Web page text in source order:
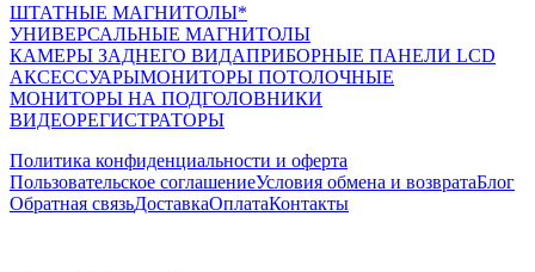
ШТАТНЫЕ МАГНИТОЛЫ*
УНИВЕРСАЛЬНЫЕ МАГНИТОЛЫ
КАМЕРЫ ЗАДНЕГО ВИДАПРИБОРНЫЕ ПАНЕЛИ LCD
АКСЕССУАРЫМОНИТОРЫ ПОТОЛОЧНЫЕ
МОНИТОРЫ НА ПОДГОЛОВНИКИ
ВИДЕОРЕГИСТРАТОРЫ
Политика конфиденциальности и оферта
Пользовательское соглашениеУсловия обмена и возвратаБлог
Обратная связьДоставкаОплатаКонтакты